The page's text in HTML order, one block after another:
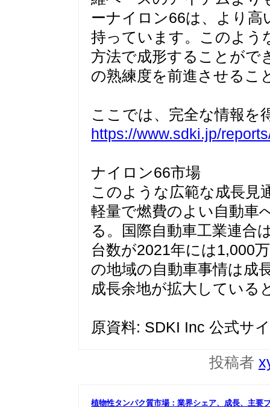
ーナイロン66は、より高
持っています。このよう
方法で成形することがで
の熟練度を前進させるこ
ここでは、完全な情報を
https://www.sdki.jp/
ナイロン66市場
このような広範な成長見
軽量で燃費のよい自動車
る。国際自動車工業連合
台数が2021年には1,000
の地域の自動車事情は成
成長余地が拡大している
原資料: SDKI Inc 公式サ
投稿者
植物性タンパク質市場：業界シェア、成長、主要